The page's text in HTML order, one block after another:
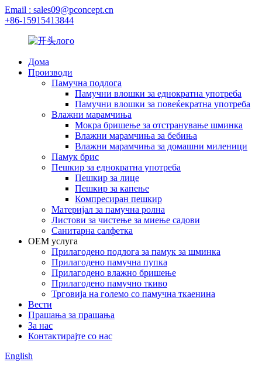
Email : sales09@pconcept.cn
+86-15915413844
Дома
Производи
Памучна подлога
Памучни влошки за еднократна употреба
Памучни влошки за повеќекратна употреба
Влажни марамчиња
Мокра бришење за отстранување шминка
Влажни марамчиња за бебиња
Влажни марамчиња за домашни миленици
Памук брис
Пешкир за еднократна употреба
Пешкир за лице
Пешкир за капење
Компресиран пешкир
Материјал за памучна ролна
Листови за чистење за миење садови
Санитарна салфетка
OEM услуга
Прилагодено подлога за памук за шминка
Прилагодено памучна пупка
Прилагодено влажно бришење
Прилагодено памучно ткиво
Трговија на големо со памучна ткаенина
Вести
Прашања за прашања
За нас
Контактирајте со нас
English